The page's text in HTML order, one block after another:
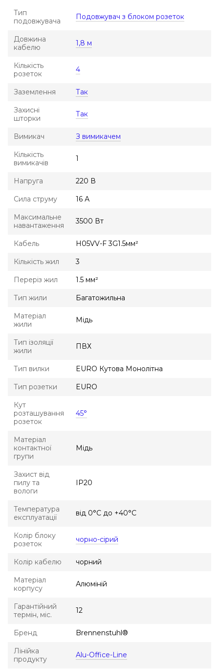
Тип
подовжувача
Подовжувач з блоком розеток
Довжина
кабелю
1,8 м
Кількість
розеток
4
Заземлення Так
Захисні
шторки
Так
Вимикач З вимикачем
Кількість
вимикачів
1
Напруга 220 В
Сила струму 16 А
Максимальне
навантаження
3500 Вт
Кабель H05VV-F 3G1.5мм²
Кількість жил 3
Переріз жил 1.5 мм²
Тип жили Багатожильна
Матеріал
жили
Мідь
Тип ізоляції
жили
ПВХ
Тип вилки EURO Кутова Монолітна
Тип розетки EURO
Кут
розташування
розеток
45°
Матеріал
контактної
групи
Мідь
Захист від
пилу та
вологи
IP20
Температура
експлуатації
від 0°С до +40°С
Колір блоку
розеток
чорно-сірий
Колір кабелю чорний
Матеріал
корпусу
Алюміній
Гарантійний
термін, міс.
12
Бренд Brennenstuhl®
Лінійка
продукту
Alu-Office-Line